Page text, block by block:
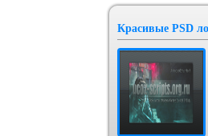
Красивые PSD